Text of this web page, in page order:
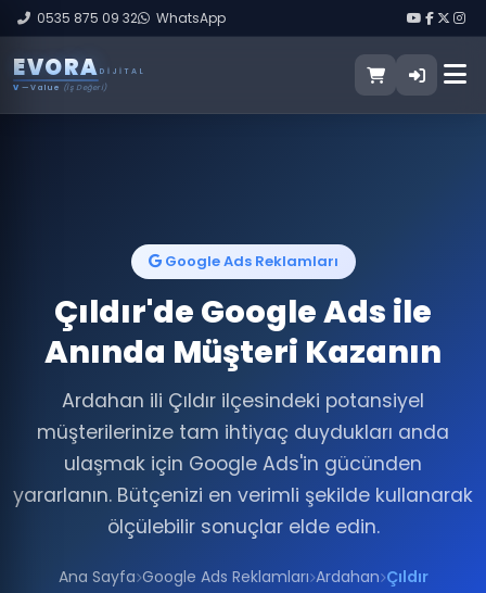
0535 875 09 32 WhatsApp
EVORA DIJITAL
V — Value (İş Değeri)
Google Ads Reklamları
Çıldır'de Google Ads ile
Anında Müşteri Kazanın
Ardahan ili Çıldır ilçesindeki potansiyel
müşterilerinize tam ihtiyaç duydukları anda
ulaşmak için Google Ads'in gücünden
yararlanın. Bütçenizi en verimli şekilde kullanarak
ölçülebilir sonuçlar elde edin.
Ana Sayfa Google Ads Reklamları Ardahan Çıldır